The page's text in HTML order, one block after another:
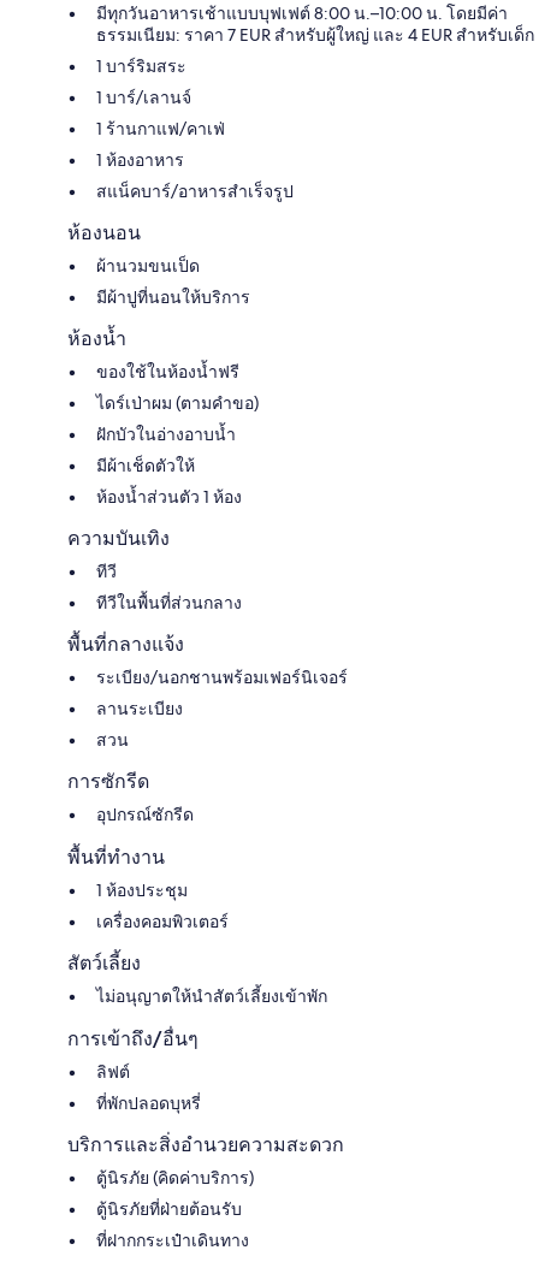
มีทุกวันอาหารเช้าแบบบุฟเฟต์ 8:00 น.–10:00 น. โดยมีค่า
ธรรมเนียม: ราคา 7 EUR สำหรับผู้ใหญ่ และ 4 EUR สำหรับเด็ก
1 บาร์ริมสระ
1 บาร์/เลานจ์
1 ร้านกาแฟ/คาเฟ่
1 ห้องอาหาร
สแน็คบาร์/อาหารสำเร็จรูป
ห้องนอน
ผ้านวมขนเป็ด
มีผ้าปูที่นอนให้บริการ
ห้องน้ำ
ของใช้ในห้องน้ำฟรี
ไดร์เป่าผม (ตามคำขอ)
ฝักบัวในอ่างอาบน้ำ
มีผ้าเช็ดตัวให้
ห้องน้ำส่วนตัว 1 ห้อง
ความบันเทิง
ทีวี
ทีวีในพื้นที่ส่วนกลาง
พื้นที่กลางแจ้ง
ระเบียง/นอกชานพร้อมเฟอร์นิเจอร์
ลานระเบียง
สวน
การซักรีด
อุปกรณ์ซักรีด
พื้นที่ทำงาน
1 ห้องประชุม
เครื่องคอมพิวเตอร์
สัตว์เลี้ยง
ไม่อนุญาตให้นำสัตว์เลี้ยงเข้าพัก
การเข้าถึง/อื่นๆ
ลิฟต์
ที่พักปลอดบุหรี่
บริการและสิ่งอำนวยความสะดวก
ตู้นิรภัย (คิดค่าบริการ)
ตู้นิรภัยที่ฝ่ายต้อนรับ
ที่ฝากกระเป๋าเดินทาง